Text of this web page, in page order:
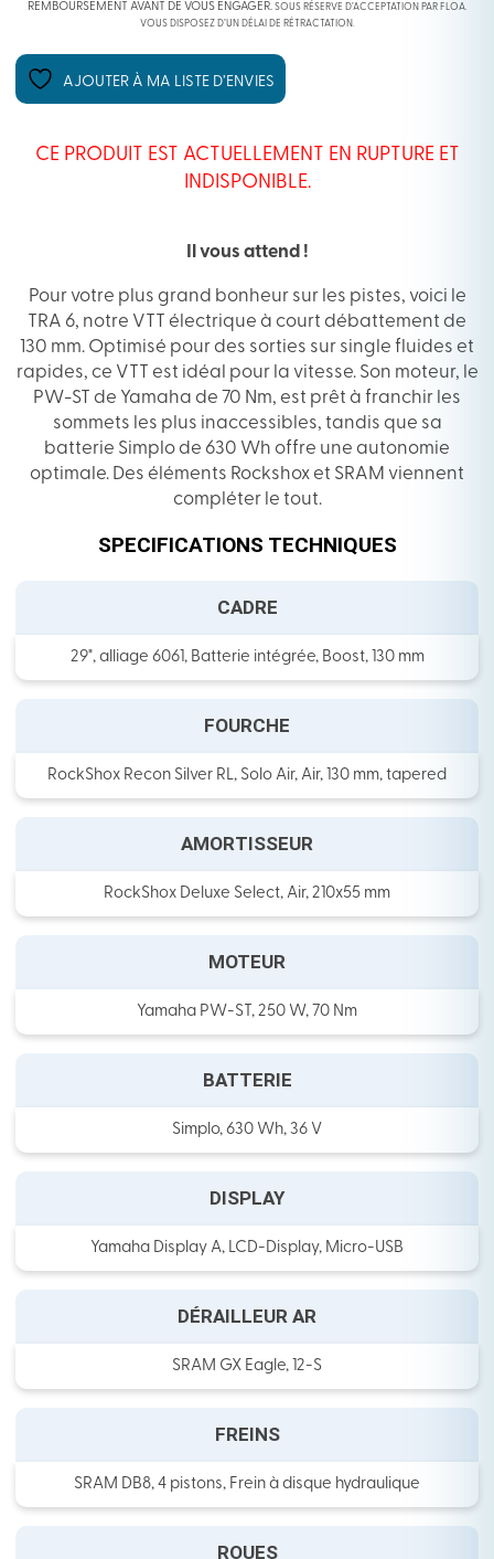
REMBOURSEMENT AVANT DE VOUS ENGAGER. SOUS RÉSERVE D’ACCEPTATION PAR FLOA.
VOUS DISPOSEZ D’UN DÉLAI DE RÉTRACTATION.
AJOUTER À MA LISTE D’ENVIES
CE PRODUIT EST ACTUELLEMENT EN RUPTURE ET
INDISPONIBLE.
Il vous attend !
Pour votre plus grand bonheur sur les pistes, voici le
TRA 6, notre VTT électrique à court débattement de
130 mm. Optimisé pour des sorties sur single fluides et
rapides, ce VTT est idéal pour la vitesse. Son moteur, le
PW-ST de Yamaha de 70 Nm, est prêt à franchir les
sommets les plus inaccessibles, tandis que sa
batterie Simplo de 630 Wh offre une autonomie
optimale. Des éléments Rockshox et SRAM viennent
compléter le tout.
SPECIFICATIONS TECHNIQUES
CADRE
29", alliage 6061, Batterie intégrée, Boost, 130 mm
FOURCHE
RockShox Recon Silver RL, Solo Air, Air, 130 mm, tapered
AMORTISSEUR
RockShox Deluxe Select, Air, 210x55 mm
MOTEUR
Yamaha PW-ST, 250 W, 70 Nm
BATTERIE
Simplo, 630 Wh, 36 V
DISPLAY
Yamaha Display A, LCD-Display, Micro-USB
DÉRAILLEUR AR
SRAM GX Eagle, 12-S
FREINS
SRAM DB8, 4 pistons, Frein à disque hydraulique
ROUES